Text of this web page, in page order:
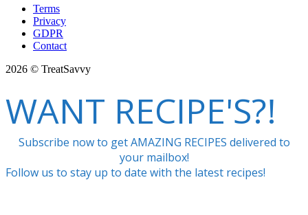
Terms
Privacy
GDPR
Contact
2026 © TreatSavvy
WANT RECIPE'S?!
Subscribe now to get AMAZING RECIPES delivered to
your mailbox!
Follow us to stay up to date with the latest recipes!